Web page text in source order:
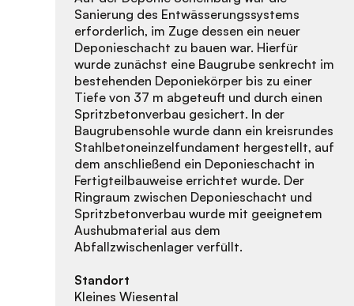
Sanierung des Entwässerungssystems
erforderlich, im Zuge dessen ein neuer
Deponieschacht zu bauen war. Hierfür
wurde zunächst eine Baugrube senkrecht im
bestehenden Deponiekörper bis zu einer
Tiefe von 37 m abgeteuft und durch einen
Spritzbetonverbau gesichert. In der
Baugrubensohle wurde dann ein kreisrundes
Stahlbetoneinzelfundament hergestellt, auf
dem anschließend ein Deponieschacht in
Fertigteilbauweise errichtet wurde. Der
Ringraum zwischen Deponieschacht und
Spritzbetonverbau wurde mit geeignetem
Aushubmaterial aus dem
Abfallzwischenlager verfüllt.
Standort
Kleines Wiesental